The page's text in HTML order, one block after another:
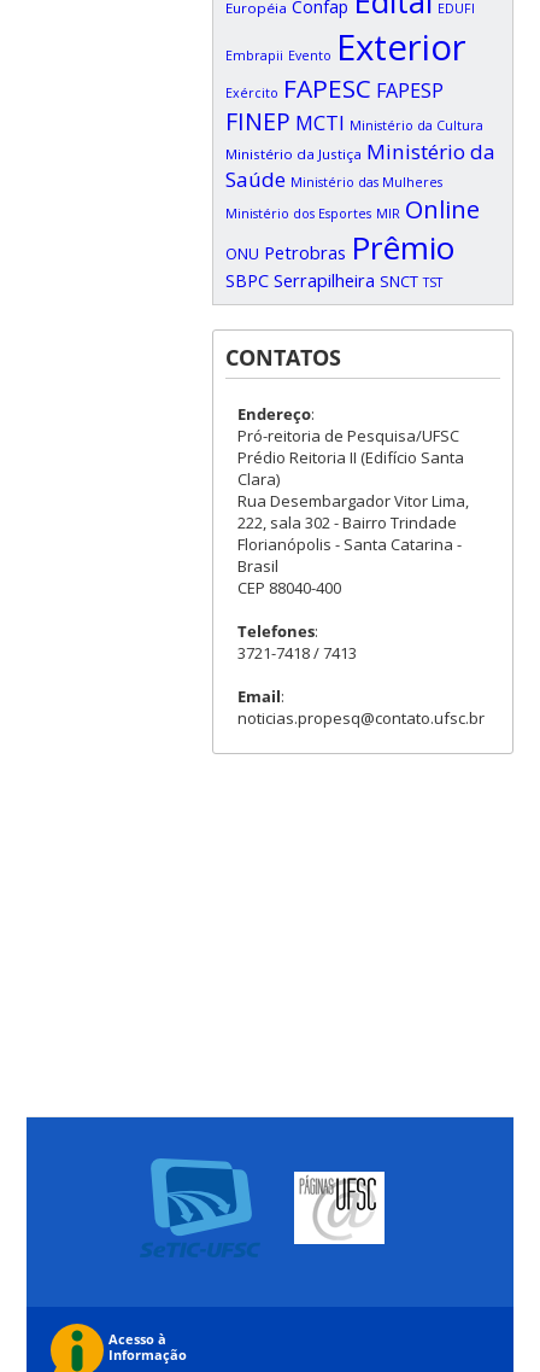
Européia Confap EDUFI
Embrapii Evento Exterior
Exército FAPESC FAPESP
FINEP MCTI Ministério da Cultura
Ministério da Justiça Ministério da
Saúde Ministério das Mulheres
Ministério dos Esportes MIR Online
ONU Petrobras Prêmio
SBPC Serrapilheira SNCT TST
CONTATOS
Endereço:
Pró-reitoria de Pesquisa/UFSC
Prédio Reitoria II (Edifício Santa
Clara)
Rua Desembargador Vitor Lima,
222, sala 302 - Bairro Trindade
Florianópolis - Santa Catarina -
Brasil
CEP 88040-400
Telefones:
3721-7418 / 7413
Email:
noticias.propesq@contato.ufsc.br